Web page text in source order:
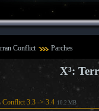
Conflict Parches
X³:
Conflict 3.3 -> 3.4 10.2 MB